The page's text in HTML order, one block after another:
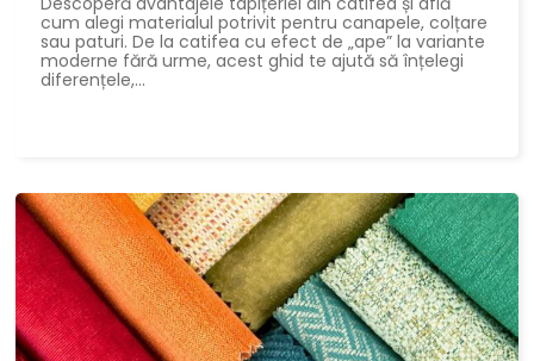
cum alegi materialul potrivit pentru canapele, colțare
sau paturi. De la catifea cu efect de „ape” la variante
moderne fără urme, acest ghid te ajută să înțelegi
diferențele,...